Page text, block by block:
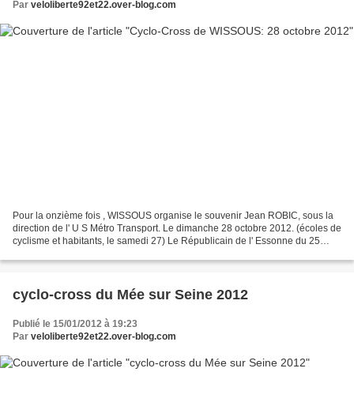
Par veloliberte92et22.over-blog.com
Pour la onzième fois , WISSOUS organise le souvenir Jean ROBIC, sous la
direction de l' U S Métro Transport. Le dimanche 28 octobre 2012. (écoles de
cyclisme et habitants, le samedi 27) Le Républicain de l' Essonne du 25
cyclo-cross du Mée sur Seine 2012
Publié le 15/01/2012 à 19:23
Par veloliberte92et22.over-blog.com